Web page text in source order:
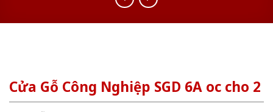
Cửa Gỗ Công Nghiệp SGD 6A oc cho 2